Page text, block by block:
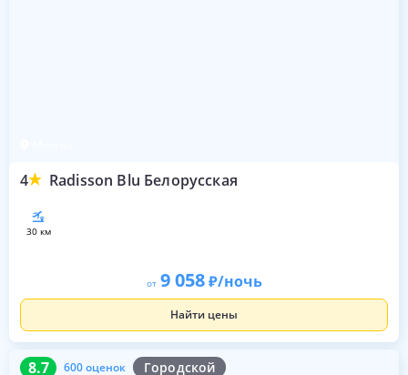
4 Radisson Blu Белорусская
30 км
от 9 058 /ночь
Найти цены
8.7 600 оценок Городской
8.7 600 оценок